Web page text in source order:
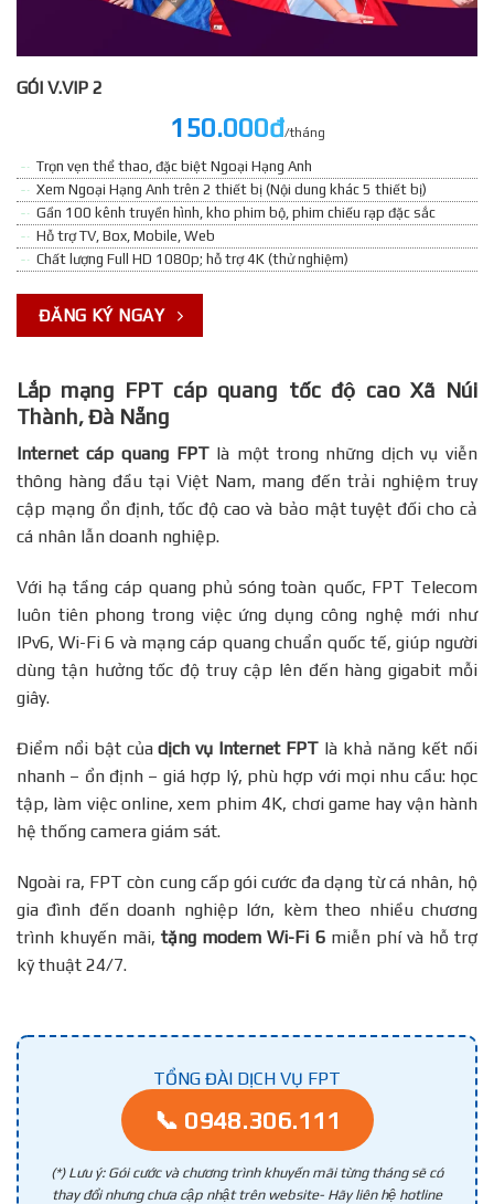
GÓI V.VIP 2
150.000đ/tháng
Trọn vẹn thể thao, đặc biệt Ngoại Hạng Anh
Xem Ngoại Hạng Anh trên 2 thiết bị (Nội dung khác 5 thiết bị)
Gần 100 kênh truyền hình, kho phim bộ, phim chiếu rạp đặc sắc
Hỗ trợ TV, Box, Mobile, Web
Chất lượng Full HD 1080p; hỗ trợ 4K (thử nghiệm)
ĐĂNG KÝ NGAY
Lắp mạng FPT cáp quang tốc độ cao Xã Núi
Thành, Đà Nẵng
Internet cáp quang FPTlà một trong những dịch vụ viễn
thông hàng đầu tại Việt Nam, mang đến trải nghiệm truy
cập mạng ổn định, tốc độ cao và bảo mật tuyệt đối cho cả
cá nhân lẫn doanh nghiệp.
Với hạ tầng cáp quang phủ sóng toàn quốc, FPT Telecom
luôn tiên phong trong việc ứng dụng công nghệ mới như
IPv6, Wi-Fi 6 và mạng cáp quang chuẩn quốc tế, giúp người
dùng tận hưởng tốc độ truy cập lên đến hàng gigabit mỗi
giây.
Điểm nổi bật củadịch vụ Internet FPTlà khả năng kết nối
nhanh – ổn định – giá hợp lý, phù hợp với mọi nhu cầu: học
tập, làm việc online, xem phim 4K, chơi game hay vận hành
hệ thống camera giám sát.
Ngoài ra, FPT còn cung cấp gói cước đa dạng từ cá nhân, hộ
gia đình đến doanh nghiệp lớn, kèm theo nhiều chương
trình khuyến mãi, tặng modem Wi-Fi 6miễn phí và hỗ trợ
kỹ thuật 24/7.
TỔNG ĐÀI DỊCH VỤ FPT
📞 0948.306.111
(*) Lưu ý: Gói cước và chương trình khuyến mãi từng tháng sẽ có
thay đổi nhưng chưa cập nhật trên website- Hãy liên hệ hotline